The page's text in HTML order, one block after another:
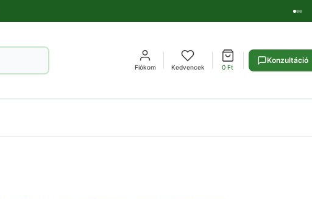
Fiókom Kedvencek 0Ft
Konzultáció